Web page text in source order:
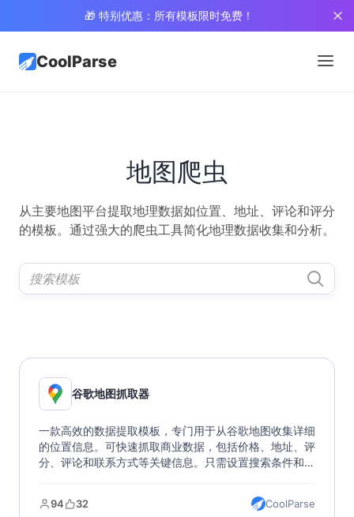
🎁 特别优惠：所有模板限时免费！
CoolParse
地图爬虫
从主要地图平台提取地理数据如位置、地址、评论和评分
的模板。通过强大的爬虫工具简化地理数据收集和分析。
谷歌地图抓取器
一款高效的数据提取模板，专门用于从谷歌地图收集详细
的位置信息。可快速抓取商业数据，包括价格、地址、评
分、评论和联系方式等关键信息。只需设置搜索条件和目
市场研究和商业分析工具，帮助您轻松获取和分析地理位
置数据。
94 32 CoolParse